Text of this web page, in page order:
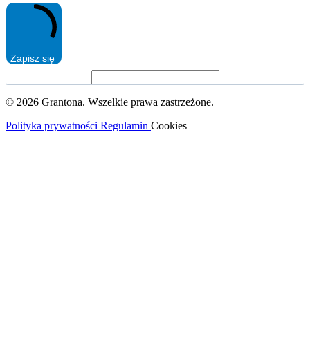
Zapisz się
© 2026 Grantona. Wszelkie prawa zastrzeżone.
Polityka prywatności Regulamin Cookies